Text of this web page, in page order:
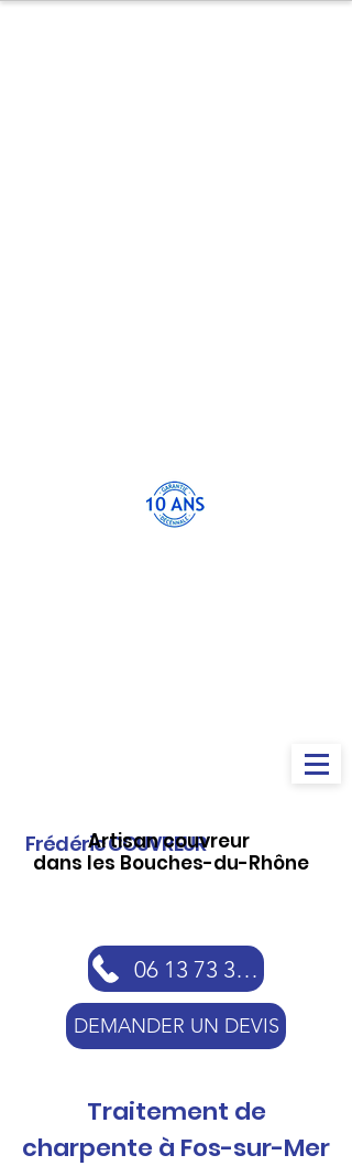
Frédéric COUVREUR
Artisan couvreur
dans les Bouches-du-Rhône
06 13 73 30 46
DEMANDER UN DEVIS
Traitement de
charpente à Fos-sur-Mer